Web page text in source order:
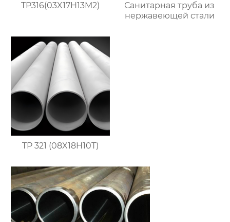
TP316(03X17H13M2)
Санитарная труба из
нержавеющей стали
TP 321 (08X18H10T)